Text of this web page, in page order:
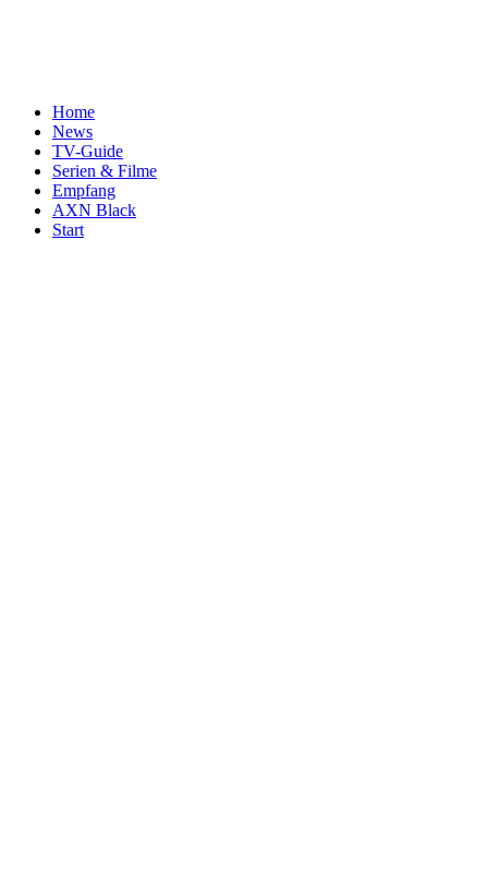
Home
News
TV-Guide
Serien & Filme
Empfang
AXN Black
Start